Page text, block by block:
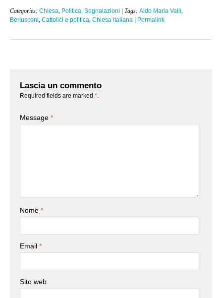
Categories: Chiesa Politica Segnalazioni | Tags: Aldo Maria Valli
Berlusconi Cattolici e politica Chiesa italiana | Permalink
Lascia un commento
Required fields are marked *
Message *
Nome *
Email *
Sito web